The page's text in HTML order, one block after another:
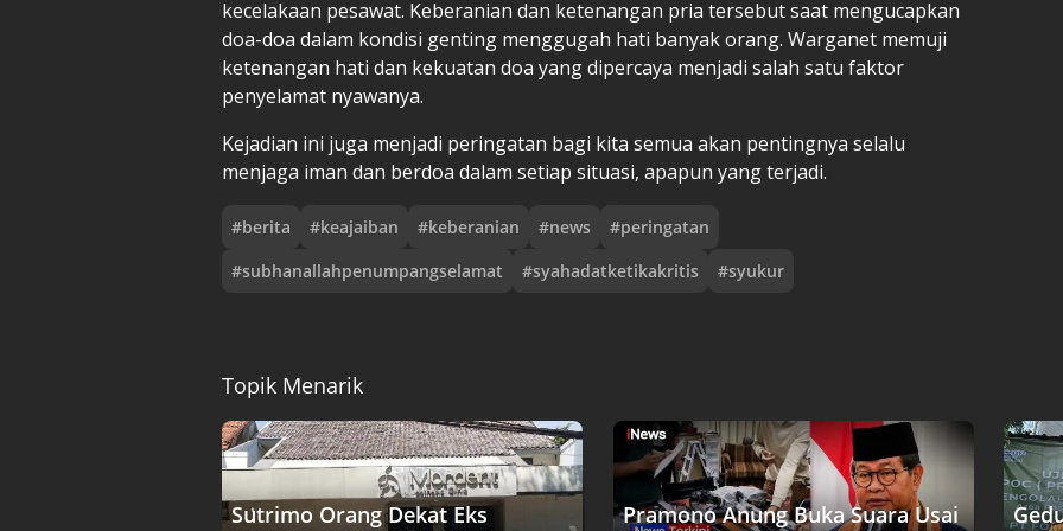
kecelakaan pesawat. Keberanian dan ketenangan pria tersebut saat mengucapkan
doa-doa dalam kondisi genting menggugah hati banyak orang. Warganet memuji
ketenangan hati dan kekuatan doa yang dipercaya menjadi salah satu faktor
penyelamat nyawanya.
Kejadian ini juga menjadi peringatan bagi kita semua akan pentingnya selalu
menjaga iman dan berdoa dalam setiap situasi, apapun yang terjadi.
#berita #keajaiban #keberanian #news #peringatan
#subhanallahpenumpangselamat #syahadatketikakritis #syukur
Topik Menarik
Sutrimo Orang Dekat Eks Pramono Anung Buka Suara Usai